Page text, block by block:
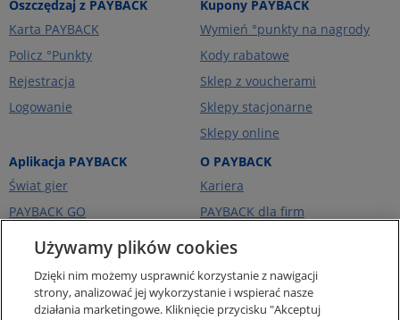
Oszczędzaj z PAYBACK
Karta PAYBACK
Policz °Punkty
Rejestracja
Logowanie
Kupony PAYBACK
Wymień °punkty na nagrody
Kody rabatowe
Sklep z voucherami
Sklepy stacjonarne
Sklepy online
Aplikacja PAYBACK
Świat gier
PAYBACK GO
Ceny paliw
O PAYBACK
Kariera
PAYBACK dla firm
PAYBACK Ekstra
O firmie
Używamy plików cookies
Dzięki nim możemy usprawnić korzystanie z nawigacji
strony, analizować jej wykorzystanie i wspierać nasze
działania marketingowe. Kliknięcie przycisku "Akceptuj